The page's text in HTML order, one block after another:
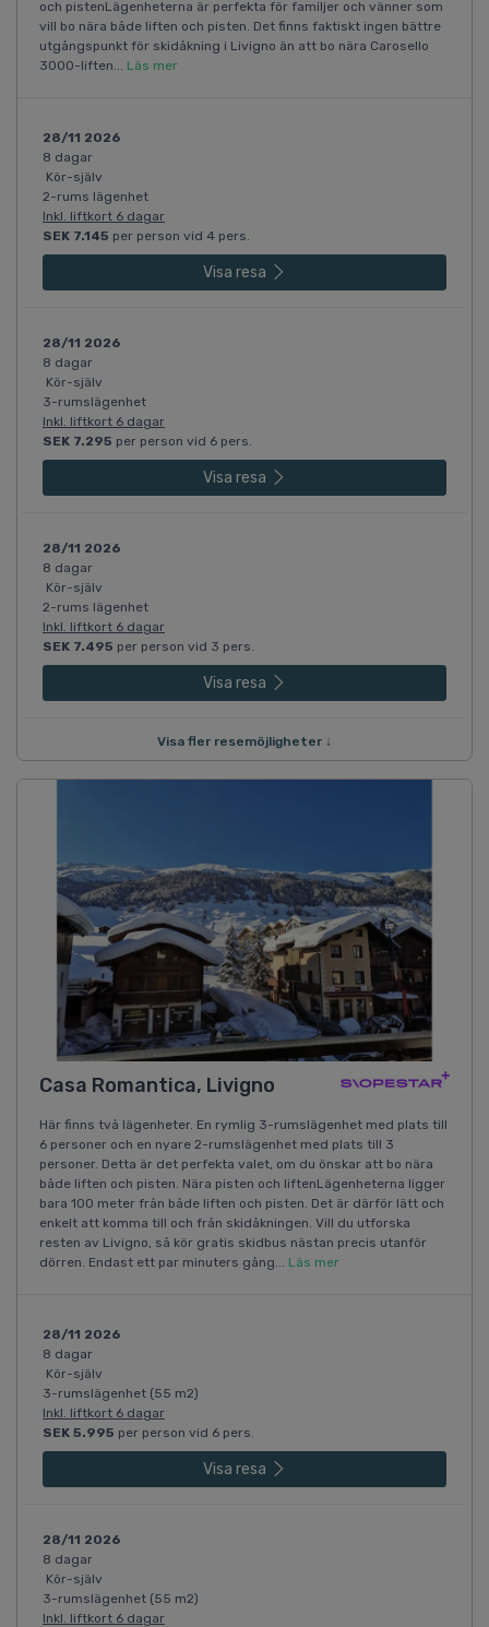
och pistenLägenheterna är perfekta för familjer och vänner som
vill bo nära både liften och pisten. Det finns faktiskt ingen bättre
utgångspunkt för skidåkning i Livigno än att bo nära Carosello
3000-liften... Läs mer
28/11 2026
8 dagar
Kör-själv
2-rums lägenhet
Inkl. liftkort 6 dagar
SEK 7.145 per person vid 4 pers.
Visa resa
28/11 2026
8 dagar
Kör-själv
3-rumslägenhet
Inkl. liftkort 6 dagar
SEK 7.295 per person vid 6 pers.
Visa resa
28/11 2026
8 dagar
Kör-själv
2-rums lägenhet
Inkl. liftkort 6 dagar
SEK 7.495 per person vid 3 pers.
Visa resa
Visa fler resemöjligheter ↓
Casa Romantica, Livigno
Här finns två lägenheter. En rymlig 3-rumslägenhet med plats till
6 personer och en nyare 2-rumslägenhet med plats till 3
personer. Detta är det perfekta valet, om du önskar att bo nära
både liften och pisten. Nära pisten och liftenLägenheterna ligger
bara 100 meter från både liften och pisten. Det är därför lätt och
enkelt att komma till och från skidåkningen. Vill du utforska
resten av Livigno, så kör gratis skidbus nästan precis utanför
dörren. Endast ett par minuters gång... Läs mer
28/11 2026
8 dagar
Kör-själv
3-rumslägenhet (55 m2)
Inkl. liftkort 6 dagar
SEK 5.995 per person vid 6 pers.
Visa resa
28/11 2026
8 dagar
Kör-själv
3-rumslägenhet (55 m2)
Inkl. liftkort 6 dagar